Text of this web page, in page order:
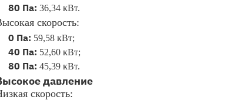
80 Па: 36,34 кВт.
скорость:
0 Па: 59,58 кВт;
40 Па: 52,60 кВт;
80 Па: 45,39 кВт.
давление
скорость: